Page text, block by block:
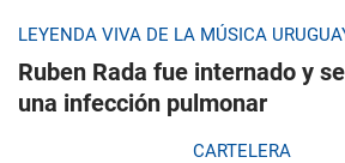
LEYENDA VIVA DE LA MÚSICA
Ruben Rada fue internado y
una infección pulmonar
CARTELERA